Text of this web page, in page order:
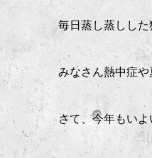
毎日蒸し蒸しし
みなさん熱中症
さて、今年もいよ